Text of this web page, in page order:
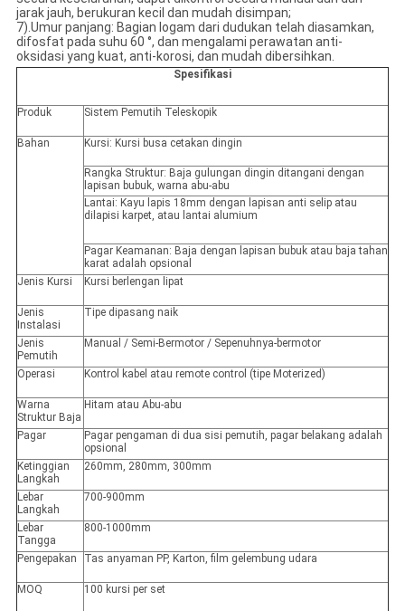
jarak jauh, berukuran kecil dan mudah disimpan;
7).Umur panjang: Bagian logam dari dudukan telah diasamkan,
difosfat pada suhu 60 °, dan mengalami perawatan anti-
oksidasi yang kuat, anti-korosi, dan mudah dibersihkan.
Spesifikasi
Produk Sistem Pemutih Teleskopik
Bahan Kursi: Kursi busa cetakan dingin
Rangka Struktur: Baja gulungan dingin ditangani dengan
lapisan bubuk, warna abu-abu
Lantai: Kayu lapis 18mm dengan lapisan anti selip atau
dilapisi karpet, atau lantai alumium
Pagar Keamanan: Baja dengan lapisan bubuk atau baja tahan
karat adalah opsional
Jenis Kursi
Kursi berlengan lipat
Jenis
Instalasi
Tipe dipasang naik
Jenis
Pemutih
Manual / Semi-Bermotor / Sepenuhnya-bermotor
Operasi Kontrol kabel atau remote control (tipe Moterized)
Warna
Struktur Baja
Hitam atau Abu-abu
Pagar
Pagar pengaman di dua sisi pemutih, pagar belakang adalah
opsional
Ketinggian
Langkah
260mm, 280mm, 300mm
Lebar
Langkah
700-900mm
Lebar
Tangga
800-1000mm
Pengepakan Tas anyaman PP, Karton, film gelembung udara
MOQ 100 kursi per set